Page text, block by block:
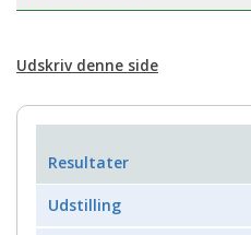
Udskriv denne side
Resultater
Udstilling